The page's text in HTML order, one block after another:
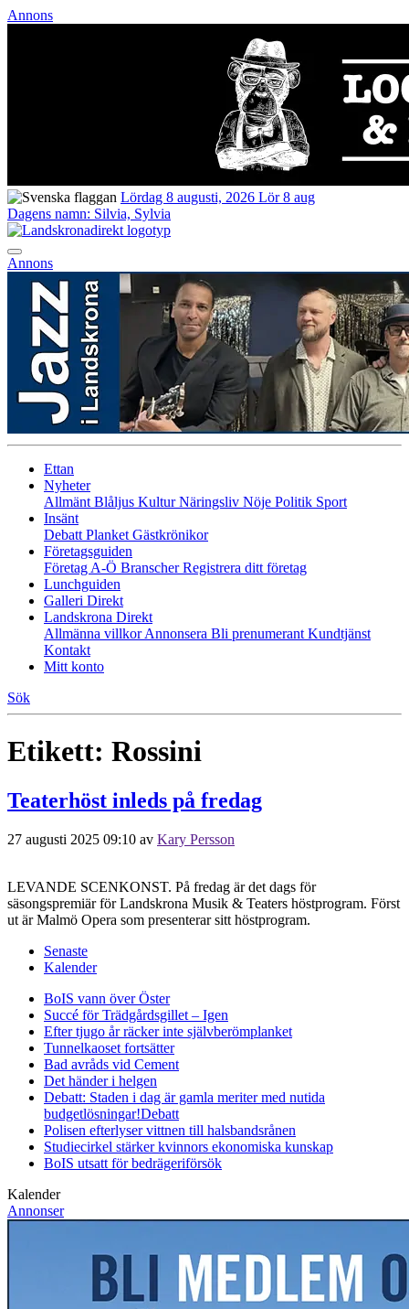
Annons
Lördag 8 augusti, 2026 Lör 8 aug
Dagens namn: Silvia, Sylvia
Annons
Ettan
Nyheter
Allmänt Blåljus KulturNäringsliv Nöje Politik Sport
Insänt
Debatt Planket Gästkrönikor
Företagsguiden
Företag A-Ö BranscherRegistrera ditt företag
Lunchguiden
Galleri Direkt
Landskrona Direkt
Allmänna villkorAnnonsera Bli prenumerant Kundtjänst
Kontakt
Mitt konto
Sök
Etikett: Rossini
Teaterhöst inleds på fredag
27 augusti 2025 09:10 av Kary Persson
LEVANDE SCENKONST. På fredag är det dags för
säsongspremiär för Landskrona Musik & Teaters höstprogram. Först
ut är Malmö Opera som presenterar sitt höstprogram.
Senaste
Kalender
BoIS vann över Öster
Succé för Trädgårdsgillet – Igen
Efter tjugo år räcker inte självberömplanket
Tunnelkaoset fortsätter
Bad avråds vid Cement
Det händer i helgen
Debatt: Staden i dag är gamla meriter med nutida
budgetlösningar!Debatt
Polisen efterlyser vittnen till halsbandsrånen
Studiecirkel stärker kvinnors ekonomiska kunskap
BoIS utsatt för bedrägeriförsök
Kalender
Annonser